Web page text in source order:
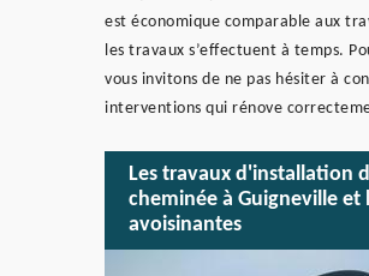
est économique comparable aux
les travaux s’effectuent à temps.
vous invitons de ne pas hésiter à
interventions qui rénove
Les travaux d'installation
cheminée à Guigneville et
avoisinantes